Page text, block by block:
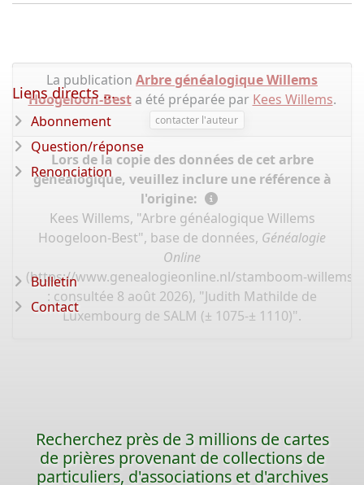
La publication Arbre généalogique Willems
Hoogeloon-Besta été préparée par Kees Willems.
contacter l'auteur
Lors de la copie des données de cet arbre
généalogique, veuillez inclure une référence à
l'origine:
Kees Willems, "Arbre généalogique Willems
Hoogeloon-Best", base de données, Généalogie
Online
(https://www.genealogieonline.nl/stamboom-willems-
: consultée 8 août 2026), "Judith Mathilde de
Luxembourg de SALM (± 1075-± 1110)".
Liens directs ...
Abonnement
Question/réponse
Renonciation
Bulletin
Contact
Recherchez près de 3 millions de cartes
de prières provenant de collections de
particuliers, d'associations et d'archives